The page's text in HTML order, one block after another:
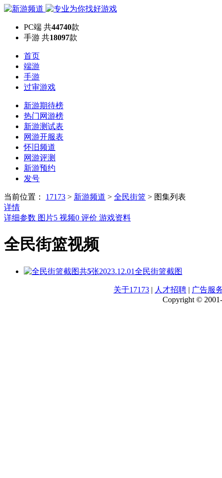
PC端 共44740款
手游 共18097款
首页
端游
手游
过审游戏
新游期待榜
热门网游榜
新游测试表
网游开服表
怀旧频道
网游评测
新游预约
发号
当前位置： 17173 > 新游频道 > 全民街篮 > 图集列表
详情
详细参数 图片5 视频0 评价 游戏资料
全民街篮视频
共5张2023.12.01全民街篮截图
关于17173 | 人才招聘 | 广告服
Copyright ©